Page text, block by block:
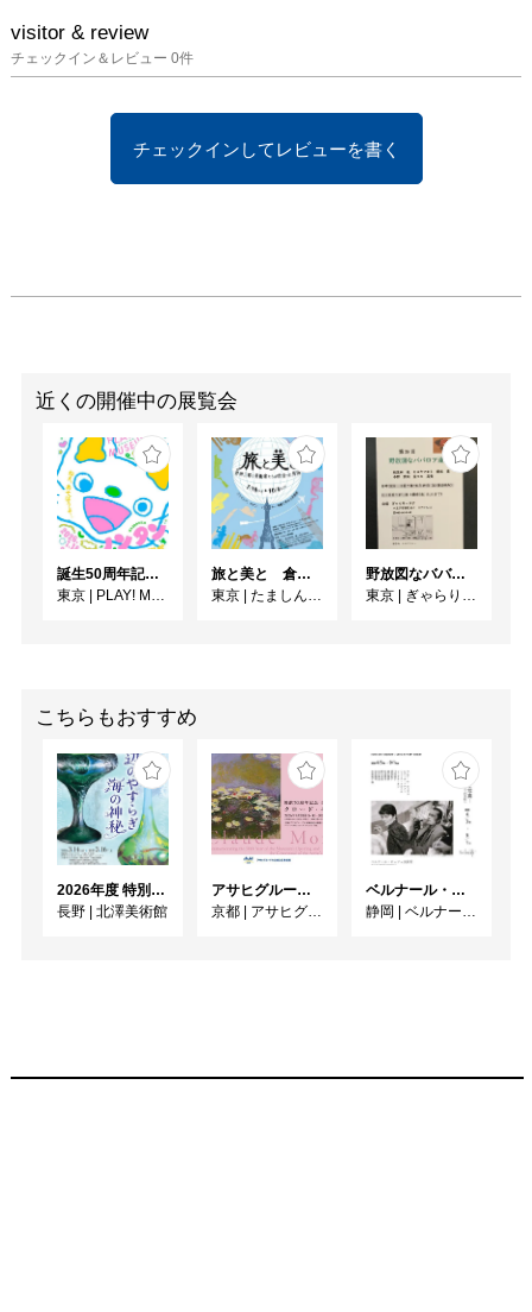
visitor & review
チェックイン＆レビュー 0件
チェックインしてレビューを書く
近くの開催中の展覧会
誕生50周年記念 ノンタン ずっとともだち !!!
東京
PLAY! MUSEUM
旅と美と 倉田三郎と美術家たちが出会った異国
東京
たましん美術館
野放図なババロア達 展
東京
ぎゃらりーロア
こちらもおすすめ
2026年度 特別展「ガレとドーム、アール･ヌーヴォーのガラス 水辺のやすらぎ、海の神秘」
長野
北澤美術館
アサヒグループ大山崎山荘美術館 開館30周年記念展「没後100年 クロード・モネ」
京都
アサヒグループ大山崎山荘美術館
ベルナール・ビュフェと写真 ーカメラがとらえたビュフェとその時代、そして21 世紀へ
静岡
ベルナール・ビュフェ美術館